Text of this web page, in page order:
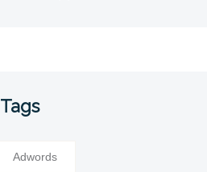
Tags
Adwords